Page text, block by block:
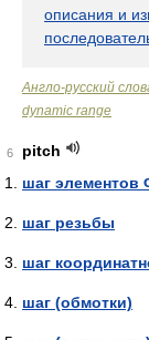
описания и
Англо-русский
dynamic range
6
pitch
шаг
шаг резьбы
шаг
шаг (обмотки)